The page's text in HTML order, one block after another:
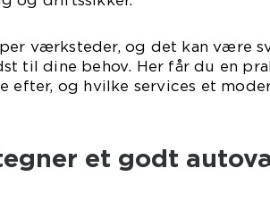
værksteder, og det kan være
til dine behov. Her får du en
efter, og hvilke services et
et godt